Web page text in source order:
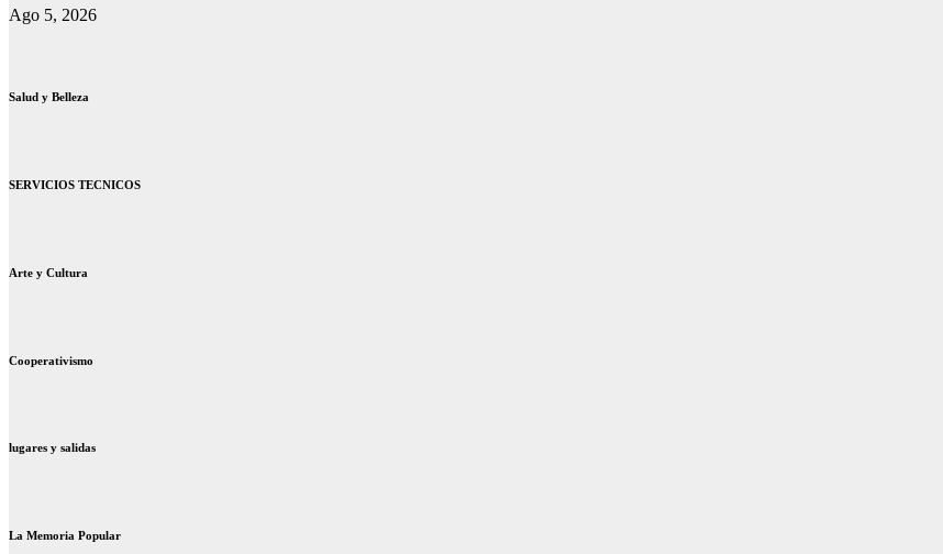
Ago 5, 2026
Salud y Belleza
SERVICIOS TECNICOS
Arte y Cultura
Cooperativismo
lugares y salidas
La Memoria Popular